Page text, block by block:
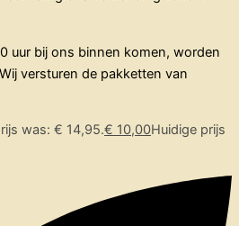
uur bij ons binnen komen, worden
versturen de pakketten van
was: € 14,95.€ 10,00Huidige prijs